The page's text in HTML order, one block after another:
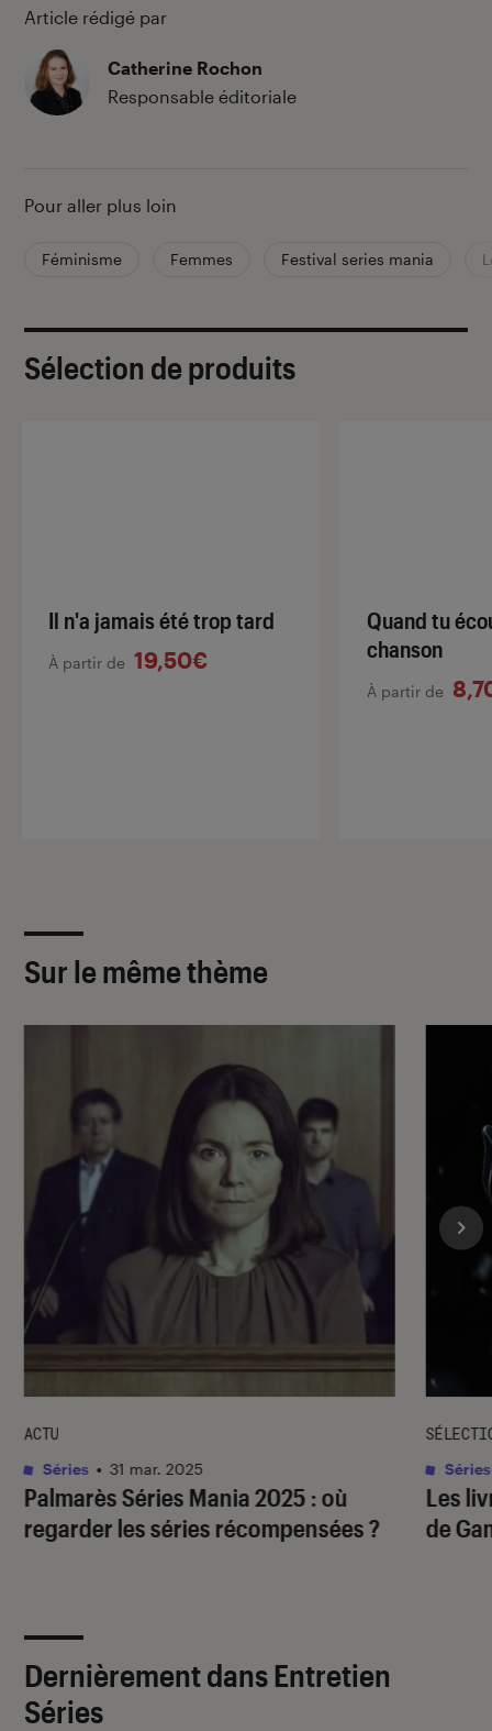
Article rédigé par
Catherine Rochon
Responsable éditoriale
Pour aller plus loin
Féminisme Femmes Festival series mania
Sélection de produits
Il n'a jamais été trop tard
À partir de 19,50€
Quand tu
chanson
À partir de
Sur le même thème
Palmarès Séries Mania 2025 : où
regarder les séries récompensées ?
ACTU
Séries • 31 mar. 2025
Les
de
Séries
Dernièrement dans Entretien
Séries